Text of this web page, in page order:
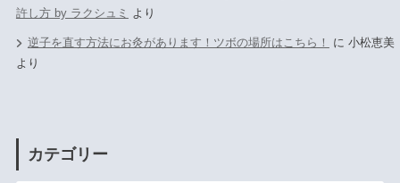
許し方 by ラクシュミ
より
逆子を直す方法にお灸があります！ツボの場所はこちら！ に 小松恵美
より
カテゴリー